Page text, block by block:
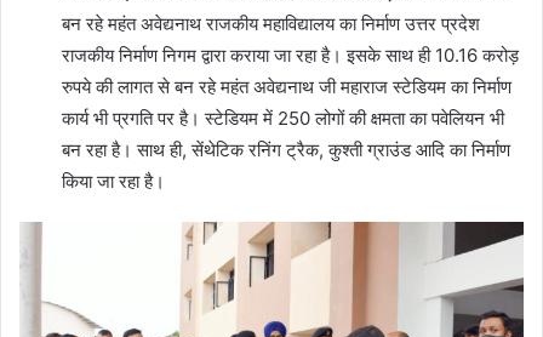
बन रहे महंत अवेद्यनाथ राजकीय महाविद्यालय का निर्माण उत्तर प्रदेश
राजकीय निर्माण निगम द्वारा कराया जा रहा है। इसके साथ ही 10.16 करोड़
रुपये की लागत से बन रहे महंत अवेद्यनाथ जी महाराज स्टेडियम का निर्माण
कार्य भी प्रगति पर है। स्टेडियम में 250 लोगों की क्षमता का पवेलियन भी
बन रहा है। साथ ही, सेंथेटिक रनिंग ट्रैक, कुश्ती ग्राउंड आदि का निर्माण
किया जा रहा है।